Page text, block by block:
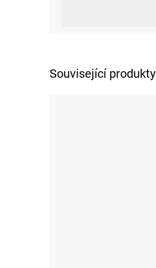
Související produkty